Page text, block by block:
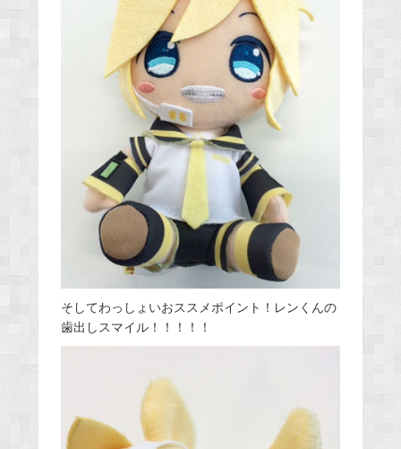
そしてわっしょいおススメポイント！レンくんの
歯出しスマイル！！！！！